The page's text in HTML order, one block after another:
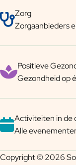
Zorg
Zorgaanbieders
Positieve
Gezondheid op
Activiteiten in de
Alle
Sitevoet
Copyright © 2026